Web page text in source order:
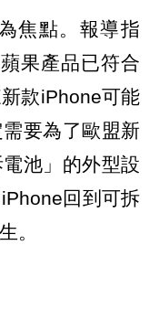
焦點。報導指
果產品已符合
款iPhone可能
要為了歐盟新
池」的外型設
回到可拆
。